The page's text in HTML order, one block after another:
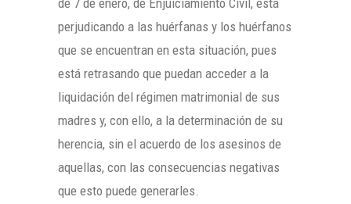
perjudicando a las huérfanas y los huérfanos
que se encuentran en esta situación, pues
está retrasando que puedan acceder a la
liquidación del régimen matrimonial de sus
madres y, con ello, a la determinación de su
herencia, sin el acuerdo de los asesinos de
aquellas, con las consecuencias negativas
que esto puede generarles.